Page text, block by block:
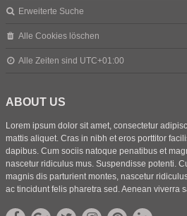
Erweiterte Suche
Alle Cookies löschen
Alle Zeiten sind UTC+01:00
ABOUT US
Lorem ipsum dolor sit amet, consectetur
mattis aliquet. Cras in nibh et eros porttitor
dapibus. Cum sociis natoque penatibus et
nascetur ridiculus mus. Suspendisse potenti.
magnis dis parturient montes, nascetur
ac tincidunt felis pharetra sed. Aenean viverra